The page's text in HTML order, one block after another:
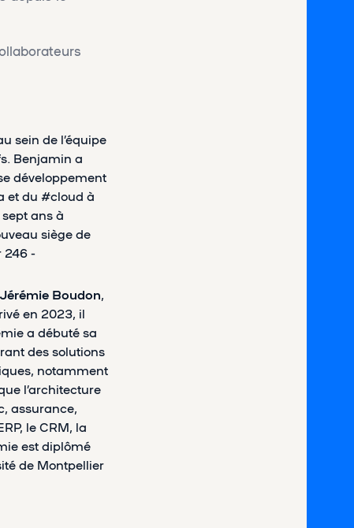
sein de l’équipe
Benjamin a
développement
et du #cloud à
ans à
siège de
246 -
Jérémie Boudon,
en 2023, il
a débuté sa
des solutions
notamment
l’architecture
assurance,
le CRM, la
est diplômé
de Montpellier